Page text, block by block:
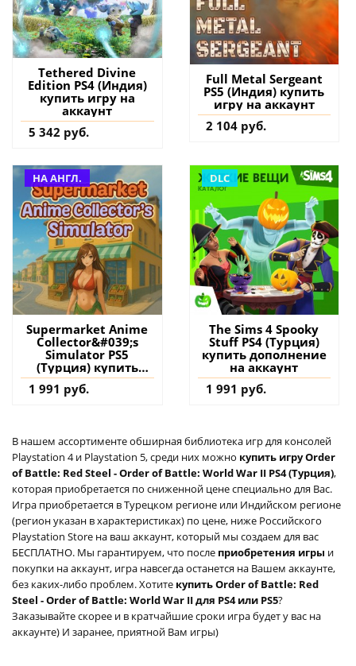
Tethered Divine
Edition PS4 (Индия)
купить игру на
аккаунт
5 342 руб.
Full Metal Sergeant
PS5 (Индия) купить
игру на аккаунт
2 104 руб.
НА АНГЛ.
Supermarket Anime
Collector&#039;s
Simulator PS5
(Турция) купить
игру на аккаунт
1 991 руб.
DLC
The Sims 4 Spooky
Stuff PS4 (Турция)
купить дополнение
на аккаунт
1 991 руб.
В нашем ассортименте обширная библиотека игр для консолей
Playstation 4 и Playstation 5, среди них можно купить игру Order
of Battle: Red Steel - Order of Battle: World War II PS4 (Турция),
которая приобретается по сниженной цене специально для Вас.
Игра приобретается в Турецком регионе или Индийском регионе
(регион указан в характеристиках) по цене, ниже Российского
Playstation Store на ваш аккаунт, который мы создаем для вас
БЕСПЛАТНО. Мы гарантируем, что после приобретения игры и
покупки на аккаунт, игра навсегда останется на Вашем аккаунте,
без каких-либо проблем. Хотите купить Order of Battle: Red
Steel - Order of Battle: World War II для PS4 или PS5?
Заказывайте скорее и в кратчайшие сроки игра будет у вас на
аккаунте) И заранее, приятной Вам игры)